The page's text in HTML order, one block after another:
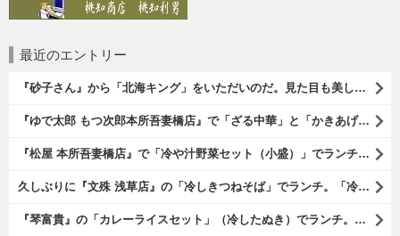
最近のエントリー
『砂子さん』から「北海キング」をいただいのだ。見た目も美しいオレンジ色の果肉。 その果肉にスプーンを入れるとしっかりとした果実が丸々とすくえるのである。 一口食べれば、それはそれはうまいに決まっているのである（笑）。（砂子さんからの贈与：ないえメロン生産組合：JA新すながわ：空知郡奈井江町）
『ゆで太郎 もつ次郎本所吾妻橋店』で「ざる中華」と「かきあげ」を食べた。これを「かきあげざる中華」と呼んでいいのだろうか。まあ、呼び方はどうあれ、勿論、うまいのだからいいのだよ（笑）。（ゆで太郎 もつ次郎本所吾妻橋店：墨田区吾妻橋3丁目）
『松屋 本所吾妻橋店』で「冷や汁野菜セット（小盛）」でランチ。「冷や汁」はご飯の上に全部掛けてやるのだよ。 後はぐちゃぐちゃにして『噛むという行為は殆ど無く、ズスーッと飲み込むように食べるのである』な。 勿論、うまかったのだよ（笑）。（松屋 本所吾妻橋店：墨田区吾妻橋三）
久しぶりに『文殊 浅草店』の「冷しきつねそば」でランチ。「冷しきつめそば」のうまさは甘さである。 あたしは思い出していたのだ。この甘さのせいで「きつねそば」を敬遠していたのか、と。 でも、うまかったのだよ（笑）。（文殊 浅草店：浅草一丁目：浅草地下街）
『琴富貴』の「カレーライスセット」（冷したぬき）でランチ。所謂「蕎麦屋のカレー」と『琴富貴』の夏の定番「冷したぬき」である。勿論、これはダブルでうまいのだよ（笑）。（琴富貴：墨田区吾妻橋1）